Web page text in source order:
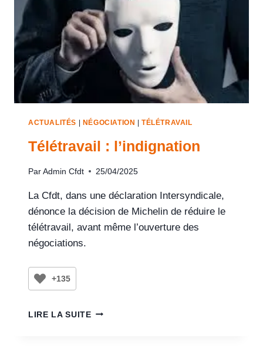
ACTUALITÉS NÉGOCIATION |TÉLÉTRAVAIL
Télétravail : l’indignation
Par Admin Cfdt 25/04/2025
La Cfdt, dans une déclaration Intersyndicale,
dénonce la décision de Michelin de réduire le
télétravail, avant même l’ouverture des
négociations.
+135
LIRE LA SUITE